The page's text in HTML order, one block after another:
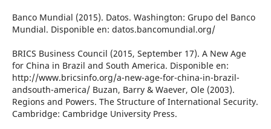
Banco Mundial (2015). Datos. Washington: Grupo del Banco
Mundial. Disponible en: datos.bancomundial.org/
BRICS Business Council (2015, September 17). A New Age
for China in Brazil and South America. Disponible en:
http://www.bricsinfo.org/a-new-age-for-china-in-brazil-
andsouth-america/ Buzan, Barry & Waever, Ole (2003).
Regions and Powers. The Structure of International Security.
Cambridge: Cambridge University Press.